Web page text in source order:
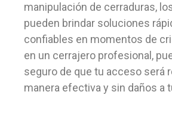
manipulación de cerraduras,
pueden brindar soluciones
confiables en momentos de
en un cerrajero profesional,
seguro de que tu acceso será
manera efectiva y sin daños a